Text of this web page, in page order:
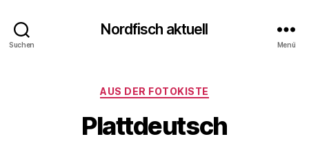
Suchen
Nordfisch aktuell
Menü
Kategorien
AUS DER FOTOKISTE
Plattdeutsch